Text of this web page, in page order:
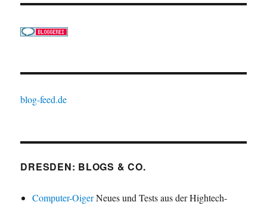
blog-feed.de
DRESDEN: BLOGS & CO.
Computer-OigerNeues und Tests aus der Hightech-